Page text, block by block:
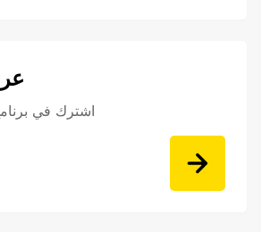
اشترك في